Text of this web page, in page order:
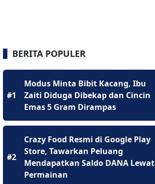
BERITA POPULER
#1
Modus Minta Bibit Kacang, Ibu
Zaiti Diduga Dibekap dan Cincin
Emas 5 Gram Dirampas
#2
Crazy Food Resmi di Google Play
Store, Tawarkan Peluang
Mendapatkan Saldo DANA Lewat
Permainan